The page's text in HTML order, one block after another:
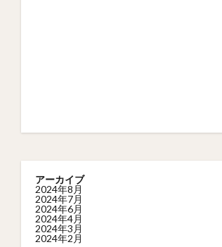
アーカイブ
2024年8月
2024年7月
2024年6月
2024年4月
2024年3月
2024年2月